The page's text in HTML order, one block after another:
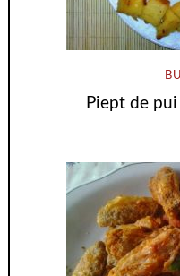
Piept de